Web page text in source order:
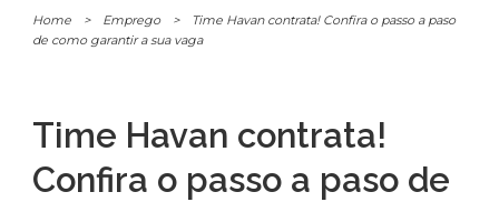
Home > Emprego >
Time Havan contrata! Confira o passo a paso
de como garantir a sua vaga
Time Havan contrata!
Confira o passo a paso de